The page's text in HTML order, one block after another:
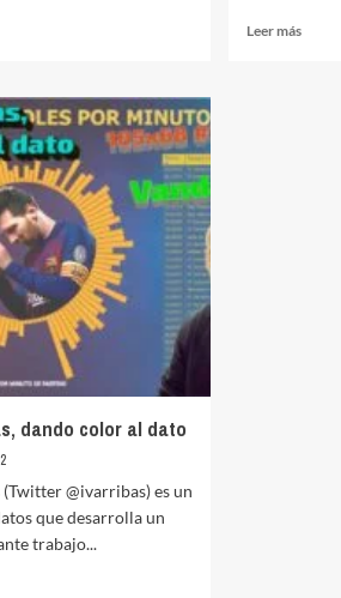
Leer másLeer
dando color al dato
@ivarribas) es un
que desarrolla un
trabajo...